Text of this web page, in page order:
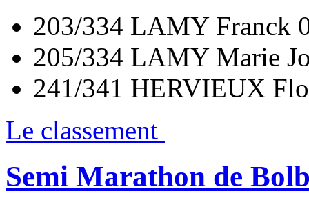
203/334 LAMY Franck
205/334 LAMY Marie
241/341 HERVIEUX
Le classement
Semi Marathon de